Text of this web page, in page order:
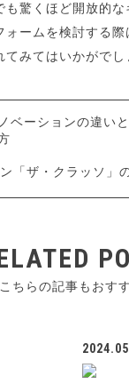
も驚くほど開放的
ォームを検討する際
みてはいかがでし
ベーションの違い
「ザ・クラッソ」
こちらの記事もおす